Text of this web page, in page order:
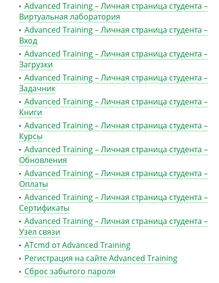
Advanced Training – Личная страница студента –
Виртуальная лаборатория
Advanced Training – Личная страница студента –
Вход
Advanced Training – Личная страница студента –
Загрузки
Advanced Training – Личная страница студента –
Задачник
Advanced Training – Личная страница студента –
Книги
Advanced Training – Личная страница студента –
Курсы
Advanced Training – Личная страница студента –
Обновления
Advanced Training – Личная страница студента –
Оплаты
Advanced Training – Личная страница студента –
Сертификаты
Advanced Training – Личная страница студента –
Узел связи
ATcmd от Advanced Training
Регистрация на сайте Advanced Training
Сброс забытого пароля